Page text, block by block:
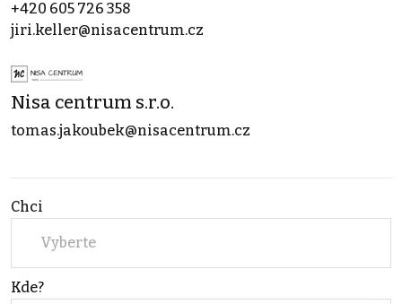
+420 605 726 358
jiri.keller@nisacentrum.cz
Nisa centrum s.r.o.
tomas.jakoubek@nisacentrum.cz
Chci
Vyberte
Kde?